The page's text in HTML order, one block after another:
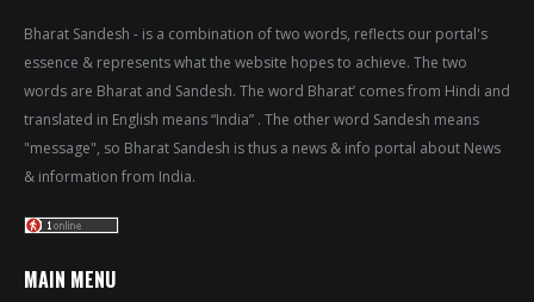
Bharat Sandesh - is a combination of two words, reflects our portal's
essence & represents what the website hopes to achieve. The two
words are Bharat and Sandesh. The word Bharat’ comes from Hindi and
translated in English means “India” . The other word Sandesh means
"message", so Bharat Sandesh is thus a news & info portal about News
& information from India.
MAIN MENU